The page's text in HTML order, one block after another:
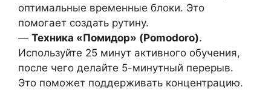
оптимальные временные блоки. Это
помогает создать рутину.
— Техника «Помидор» (Pomodoro).
Используйте 25 минут активного обучения,
после чего делайте 5-минутный перерыв.
Это поможет поддерживать концентрацию.